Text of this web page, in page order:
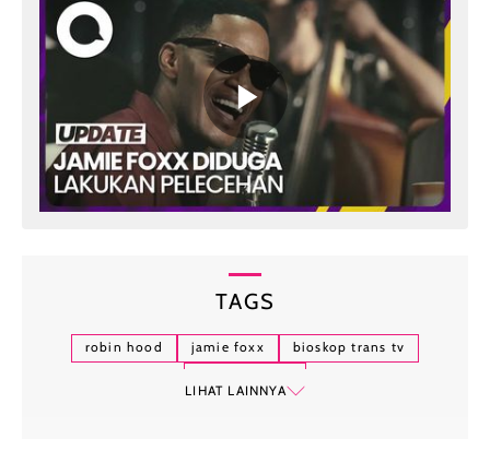
TAGS
robin hood jamie foxx
bioskop trans tv
LIHAT LAINNYA